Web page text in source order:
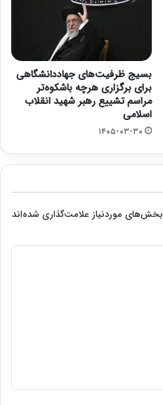
بسیج ظرفیت‌های جهاددانشگاهی
برای برگزاری هرچه باشکوه‌تر
مراسم تشییع رهبر شهید انقلاب
اسلامی
۱۴۰۵-۰۳-۳۰
بخش‌های موردنیاز علامت‌گذاری شده‌اند